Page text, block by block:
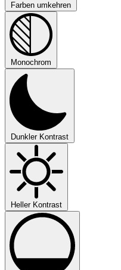
Farben umkehren
Monochrom
Dunkler Kontrast
Heller Kontrast